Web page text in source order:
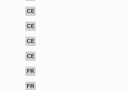
CE
CE
CE
CE
FR
FR